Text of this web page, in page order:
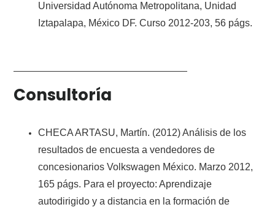
Universidad Autónoma Metropolitana, Unidad
Iztapalapa, México DF. Curso 2012-203, 56 págs.
Consultoría
CHECA ARTASU, Martín. (2012) Análisis de los
resultados de encuesta a vendedores de
concesionarios Volkswagen México. Marzo 2012,
165 págs. Para el proyecto: Aprendizaje
autodirigido y a distancia en la formación de